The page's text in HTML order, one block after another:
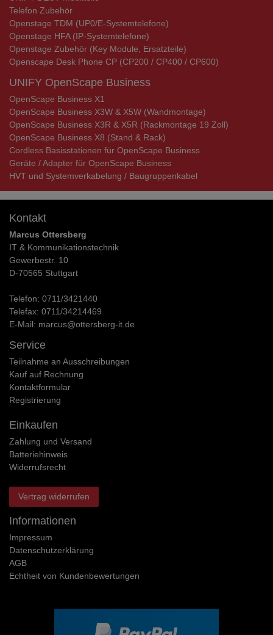
Telefon Zubehör
Openstage TDM (UP0/E-Systemtelefone)
Openstage HFA (IP-Systemtelefone)
Openstage Zubehör (Key Module, Ersatzteile)
Openscape Desk Phone CP (CP200 / CP400 / CP600)
UNIFY OpenScape Business
OpenScape Business X1
OpenScape Business X3W & X5W (Wandmontage)
OpenScape Business X3R & X5R (Rackmontage 19 Zoll)
OpenScape Business X8 (Stand & Rack)
Cordless Basisstationen für OpenScape Business
Geräte / Adapter für OpenScape Business
HVT und Systemverkabelung / Baugruppenkabel
Kontakt
Marcus Ottersberg
IT & Kommunikationstechnik
Gewerbestr. 10
D-70565 Stuttgart
Telefon: 0711/3421440
Telefax: 0711/34214469
E-Mail: marcus@ottersberg-it.de
Service
Teilnahme an Ausschreibungen
Kauf auf Rechnung
Kontaktformular
Registrierung
Einkaufen
Zahlung und Versand
Batteriehinweis
Widerrufs­recht
Vertrag widerrufen
Informationen
Impressum
Daten­schutz­erklärung
AGB
Echtheit von Kundenbewertungen